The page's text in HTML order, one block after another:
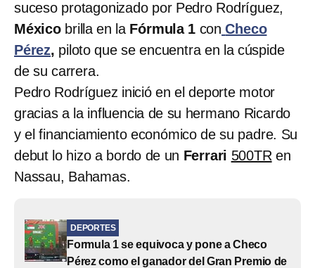
suceso protagonizado por Pedro Rodríguez,
Méxicobrilla en la Fórmula 1 con Checo
Pérez, piloto que se encuentra en la cúspide
de su carrera.
Pedro Rodríguez inició en el deporte motor
gracias a la influencia de su hermano Ricardo
y el financiamiento económico de su padre. Su
debut lo hizo a bordo de un Ferrari 500TR en
Nassau, Bahamas.
DEPORTES
Formula 1 se equivoca y pone a Checo
Pérez como el ganador del Gran Premio de